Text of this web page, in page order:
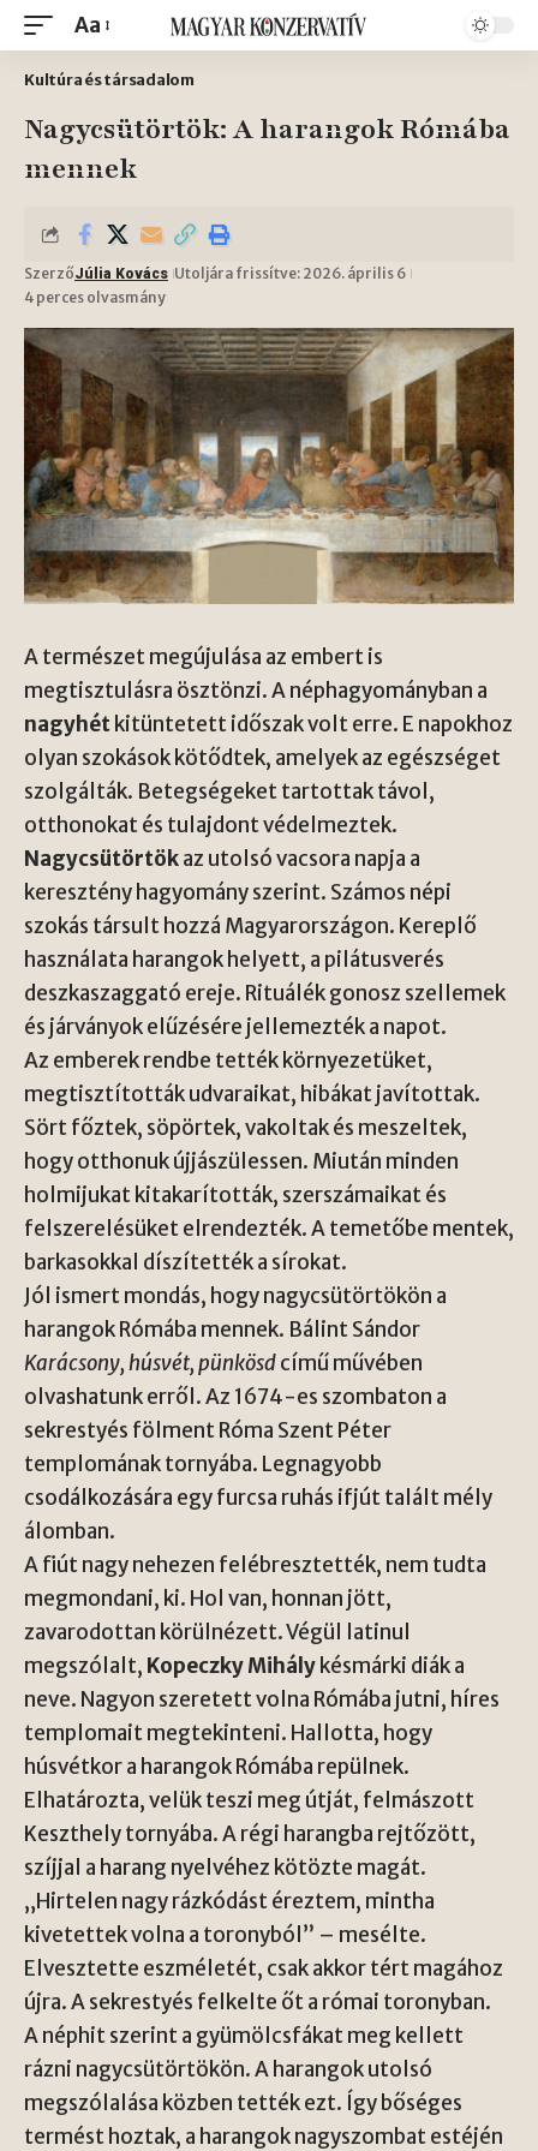
Aa
Kultúra és társadalom
Nagycsütörtök: A harangok Rómába
mennek
SzerzőJúlia Kovács Utoljára frissítve: 2026. április 6
4 perces olvasmány
A természet megújulása az embert is
megtisztulásra ösztönzi. A néphagyományban a
nagyhétkitüntetett időszak volt erre. E napokhoz
olyan szokások kötődtek, amelyek az egészséget
szolgálták. Betegségeket tartottak távol,
otthonokat és tulajdont védelmeztek.
Nagycsütörtökaz utolsó vacsora napja a
keresztény hagyomány szerint. Számos népi
szokás társult hozzá Magyarországon. Kereplő
használata harangok helyett, a pilátusverés
deszkaszaggató ereje. Rituálék gonosz szellemek
és járványok elűzésére jellemezték a napot.
Az emberek rendbe tették környezetüket,
megtisztították udvaraikat, hibákat javítottak.
Sört főztek, söpörtek, vakoltak és meszeltek,
hogy otthonuk újjászülessen. Miután minden
holmijukat kitakarították, szerszámaikat és
felszerelésüket elrendezték. A temetőbe mentek,
barkasokkal díszítették a sírokat.
Jól ismert mondás, hogy nagycsütörtökön a
harangok Rómába mennek. Bálint Sándor
Karácsony, húsvét, pünkösdcímű művében
olvashatunk erről. Az 1674-es szombaton a
sekrestyés fölment Róma Szent Péter
templomának tornyába. Legnagyobb
csodálkozására egy furcsa ruhás ifjút talált mély
álomban.
A fiút nagy nehezen felébresztették, nem tudta
megmondani, ki. Hol van, honnan jött,
zavarodottan körülnézett. Végül latinul
megszólalt, Kopeczky Mihálykésmárki diák a
neve. Nagyon szeretett volna Rómába jutni, híres
templomait megtekinteni. Hallotta, hogy
húsvétkor a harangok Rómába repülnek.
Elhatározta, velük teszi meg útját, felmászott
Keszthely tornyába. A régi harangba rejtőzött,
szíjjal a harang nyelvéhez kötözte magát.
„Hirtelen nagy rázkódást éreztem, mintha
kivetettek volna a toronyból” – mesélte.
Elvesztette eszméletét, csak akkor tért magához
újra. A sekrestyés felkelte őt a római toronyban.
A néphit szerint a gyümölcsfákat meg kellett
rázni nagycsütörtökön. A harangok utolsó
megszólalása közben tették ezt. Így bőséges
termést hoztak, a harangok nagyszombat estéjén